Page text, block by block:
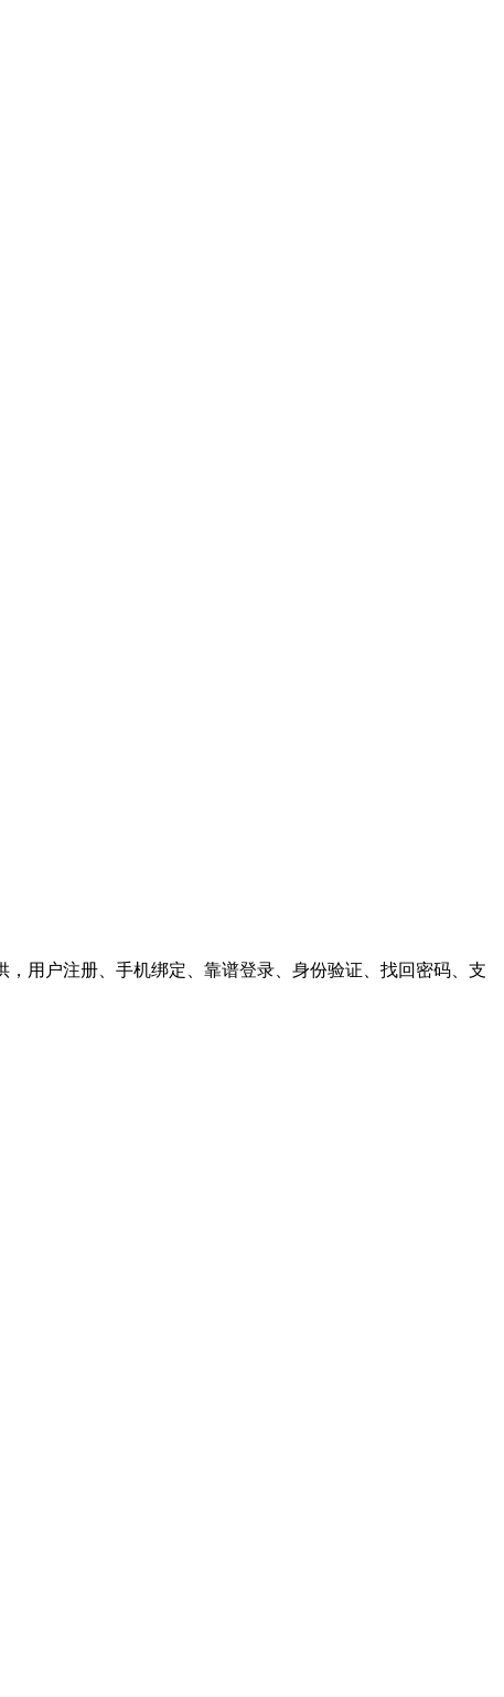
用户注册、手机绑定、靠谱登录、身份验证、找回密码、支